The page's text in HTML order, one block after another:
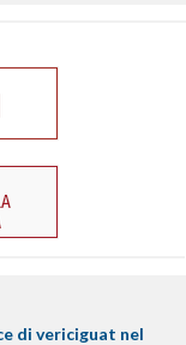
di vericiguat nel